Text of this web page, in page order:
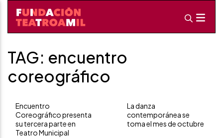
TAG: encuentro
coreográfico
Encuentro
Coreográfico presenta
su tercera parte en
Teatro Municipal
La danza
contemporánea se
toma el mes de octubre